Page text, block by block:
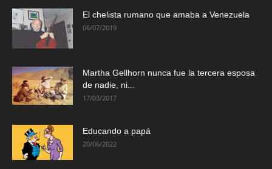
El chelista rumano que amaba a Venezuela
06/07/2019
Martha Gellhorn nunca fue la tercera esposa
de nadie, ni...
17/03/2017
Educando a papá
20/06/2022